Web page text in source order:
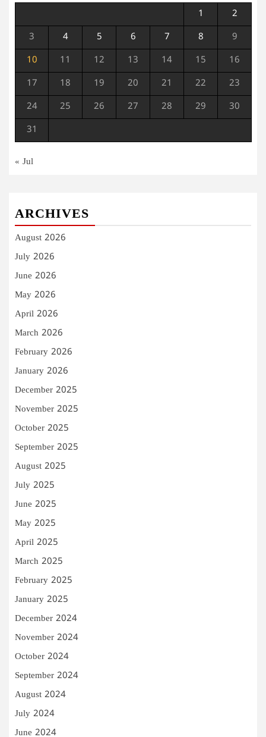
1 2
3 4 5 6 7 8 9
10 11 12 13 14 15 16
17 18 19 20 21 22 23
24 25 26 27 28 29 30
31
« Jul
ARCHIVES
August 2026
July 2026
June 2026
May 2026
April 2026
March 2026
February 2026
January 2026
December 2025
November 2025
October 2025
September 2025
August 2025
July 2025
June 2025
May 2025
April 2025
March 2025
February 2025
January 2025
December 2024
November 2024
October 2024
September 2024
August 2024
July 2024
June 2024